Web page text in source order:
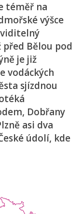
téměř na
výšce
Bělou pod
je již
vodáckých
sjízdnou
Dobřany
asi dva
údolí, kde